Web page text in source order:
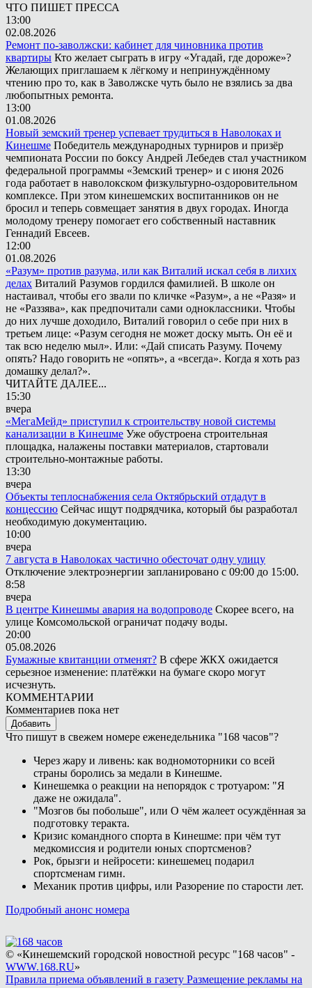
ЧТО ПИШЕТ ПРЕССА
13:00
02.08.2026
Ремонт по-заволжски: кабинет для чиновника против
квартиры Кто желает сыграть в игру «Угадай, где дороже»?
Желающих приглашаем к лёгкому и непринуждённому
чтению про то, как в Заволжске чуть было не взялись за два
любопытных ремонта.
13:00
01.08.2026
Новый земский тренер успевает трудиться в Наволоках и
Кинешме Победитель международных турниров и призёр
чемпионата России по боксу Андрей Лебедев стал участником
федеральной программы «Земский тренер» и с июня 2026
года работает в наволокском физкультурно-оздоровительном
комплексе. При этом кинешемских воспитанников он не
бросил и теперь совмещает занятия в двух городах. Иногда
молодому тренеру помогает его собственный наставник
Геннадий Евсеев.
12:00
01.08.2026
«Разум» против разума, или как Виталий искал себя в лихих
делах Виталий Разумов гордился фамилией. В школе он
настаивал, чтобы его звали по кличке «Разум», а не «Разя» и
не «Раззява», как предпочитали сами одноклассники. Чтобы
до них лучше доходило, Виталий говорил о себе при них в
третьем лице: «Разум сегодня не может доску мыть. Он её и
так всю неделю мыл». Или: «Дай списать Разуму. Почему
опять? Надо говорить не «опять», а «всегда». Когда я хоть раз
домашку делал?».
ЧИТАЙТЕ ДАЛЕЕ...
15:30
вчера
«МегаМейд» приступил к строительству новой системы
канализации в Кинешме Уже обустроена строительная
площадка, налажены поставки материалов, стартовали
строительно-монтажные работы.
13:30
вчера
Объекты теплоснабжения села Октябрьский отдадут в
концессию Сейчас ищут подрядчика, который бы разработал
необходимую документацию.
10:00
вчера
7 августа в Наволоках частично обесточат одну улицу
Отключение электроэнергии запланировано с 09:00 до 15:00.
8:58
вчера
В центре Кинешмы авария на водопроводе Скорее всего, на
улице Комсомольской ограничат подачу воды.
20:00
05.08.2026
Бумажные квитанции отменят? В сфере ЖКХ ожидается
серьезное изменение: платёжки на бумаге скоро могут
исчезнуть.
КОММЕНТАРИИ
Комментариев пока нет
Добавить
Что пишут в свежем номере еженедельника "168 часов"?
Через жару и ливень: как водномоторники со всей
страны боролись за медали в Кинешме.
Кинешемка о реакции на непорядок с тротуаром: "Я
даже не ожидала".
"Мозгов бы побольше", или О чём жалеет осуждённая за
подготовку теракта.
Кризис командного спорта в Кинешме: при чём тут
медкомиссия и родители юных спортсменов?
Рок, брызги и нейросети: кинешемец подарил
спортсменам гимн.
Механик против цифры, или Разорение по старости лет.
Подробный анонс номера
© «Кинешемский городской новостной ресурс "168 часов" -
WWW.168.RU»
Правила приема объявлений в газету Размещение рекламы на